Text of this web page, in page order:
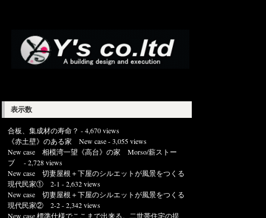
表示数
合板、集成材の寿命？ - 4,670 views
《赤土壁》のある家 New case- 3,055 views
New case 相模湾一望《高台》の家 Morso/薪ストー
ブ
- 2,728 views
New case 切妻屋根＋下屋のシルエットが風景をつくる
現代民家① 2-1 - 2,632 views
New case 切妻屋根＋下屋のシルエットが風景をつくる
現代民家② 2-2- 2,342 views
New case 標準仕様でここまで出来る。二世帯住宅の提